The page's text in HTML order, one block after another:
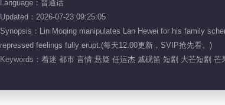
Language：普通话
Updated：2026-07-23 09:25:05
Synopsis：Lin Moqing manipulates Lan Hewei for his family
repressed feelings fully erupt.(每天12:00更新，SVIP抢先看。)
Keywords： 着迷 都市 言情 悬疑 任运杰 戚砚笛 短剧 大芒短剧 芒